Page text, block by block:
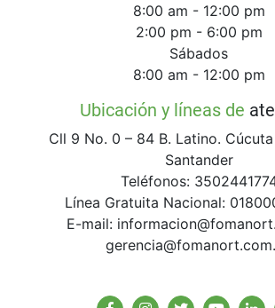
8:00 am - 12:00 pm
2:00 pm - 6:00 pm
Sábados
8:00 am - 12:00 pm
Ubicación y líneas de
Cll 9 No. 0 – 84 B. Latino.
Santander
Teléfonos:
Línea Gratuita Nacional:
E-mail: